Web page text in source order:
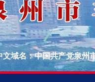
文域名：中国共产党泉州